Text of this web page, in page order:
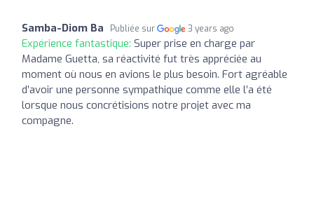
Samba-Diom Ba Publiée sur 3 years ago
Expérience fantastique: Super prise en charge par
Madame Guetta, sa réactivité fut très appréciée au
moment où nous en avions le plus besoin. Fort agréable
d’avoir une personne sympathique comme elle l’a été
lorsque nous concrétisions notre projet avec ma
compagne.